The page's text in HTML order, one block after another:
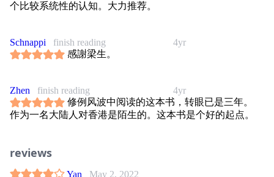
个比较系统性的认知。大力推荐。
4yr
Schnappi
finish reading
感謝梁生。
4yr
Zhen
finish reading
修例风波中阅读的这本书，转眼已是三年。
作为一名大陆人对香港是陌生的。这本书是个好的起点。
reviews
Yan
May 2, 2022